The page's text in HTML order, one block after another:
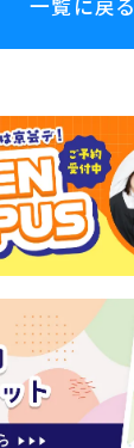
一覧に戻る